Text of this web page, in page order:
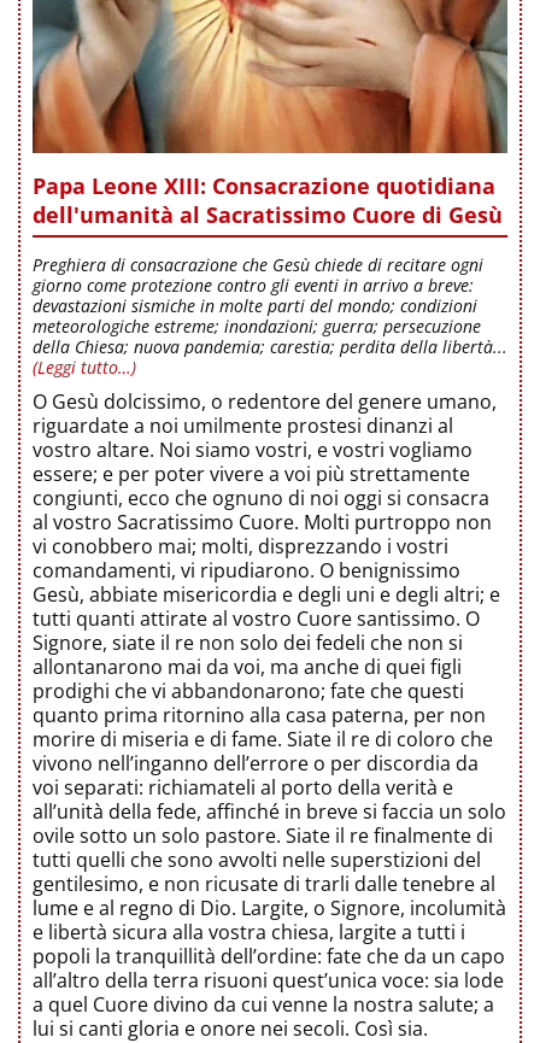
Papa Leone XIII: Consacrazione quotidiana
dell'umanità al Sacratissimo Cuore di Gesù
Preghiera di consacrazione che Gesù chiede di recitare ogni
giorno come protezione contro gli eventi in arrivo a breve:
devastazioni sismiche in molte parti del mondo; condizioni
meteorologiche estreme; inondazioni; guerra; persecuzione
della Chiesa; nuova pandemia; carestia; perdita della libertà...
(Leggi tutto…)
O Gesù dolcissimo, o redentore del genere umano,
riguardate a noi umilmente prostesi dinanzi al
vostro altare. Noi siamo vostri, e vostri vogliamo
essere; e per poter vivere a voi più strettamente
congiunti, ecco che ognuno di noi oggi si consacra
al vostro Sacratissimo Cuore. Molti purtroppo non
vi conobbero mai; molti, disprezzando i vostri
comandamenti, vi ripudiarono. O benignissimo
Gesù, abbiate misericordia e degli uni e degli altri; e
tutti quanti attirate al vostro Cuore santissimo. O
Signore, siate il re non solo dei fedeli che non si
allontanarono mai da voi, ma anche di quei figli
prodighi che vi abbandonarono; fate che questi
quanto prima ritornino alla casa paterna, per non
morire di miseria e di fame. Siate il re di coloro che
vivono nell’inganno dell’errore o per discordia da
voi separati: richiamateli al porto della verità e
all’unità della fede, affinché in breve si faccia un solo
ovile sotto un solo pastore. Siate il re finalmente di
tutti quelli che sono avvolti nelle superstizioni del
gentilesimo, e non ricusate di trarli dalle tenebre al
lume e al regno di Dio. Largite, o Signore, incolumità
e libertà sicura alla vostra chiesa, largite a tutti i
popoli la tranquillità dell’ordine: fate che da un capo
all’altro della terra risuoni quest’unica voce: sia lode
a quel Cuore divino da cui venne la nostra salute; a
lui si canti gloria e onore nei secoli. Così sia.